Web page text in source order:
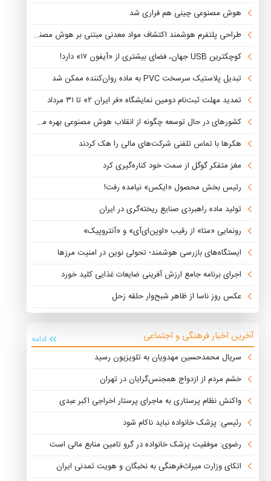
هوش مصنوعی چینی هم فراری شد
طراحی پلتفرم هوشمند اکتشاف مواد معدنی مبتنی بر هوش مصنوعی
کوچکترین USB جهان، فضای بیشتری از «آیفون ۱۷» دارد!
تبدیل پلاستیک سرسخت PVC به ماده روان‌کننده ممکن شد
تمدید مهلت ثبت‌نام دومین نمایشگاه «فر ایران ۲» تا ۳۱ مرداد
کشورهای در حال توسعه چگونه از انقلاب هوش مصنوعی بهره می‌برند؟
هکرها با تماس تلفنی شرکت‌های مالی را هک کردند
مغز متفکر گوگل از سمت خود کناره‌گیری کرد
رئیس بخش محصول «ایکس» نیامده رفت!
تولید ماده راهبردی صنایع ریخته‌گری در ایران
رونمایی «متا» از رقیب «اوپن‌ای‌آی» و «آنتروپیک»
ایستگاه‌های بازرسی هوشمند؛ تحولی نوین در امنیت مرزها
اجرای برنامه جامع ارزش آفرینی ضایعات غذایی کلید خورد
عکس روز ناسا از ظاهر شبح‌وار حلقه زحل
آخرین اخبار فرهنگی و اجتماعی
ادامه
سریال محمدحسین مهدویان به تلویزیون رسید
خشم مردم از ازدواج همجنس‌گرایان در تهران
واکنش نظام پرستاری به ماجرای پرستار اخراجی اکبر عبدی
رئیسی: پزشک خانواده نباید ناکام شود
رضوی: موفقیت پزشک خانواده در گرو تامین منابع مالی است
اتکای وزارت میراث‌فرهنگی به نخبگان و هویت تمدنی ایران